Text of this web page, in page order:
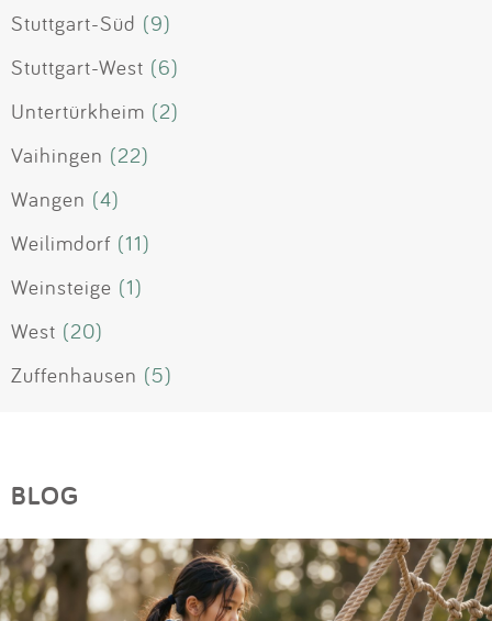
Stuttgart-Süd (9)
Stuttgart-West (6)
Untertürkheim (2)
Vaihingen (22)
Wangen (4)
Weilimdorf (11)
Weinsteige (1)
West (20)
Zuffenhausen (5)
BLOG